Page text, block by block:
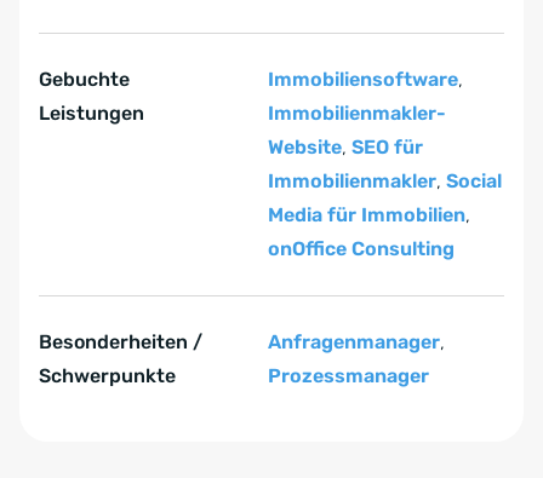
Gebuchte
Leistungen
Immobiliensoftware,
Immobilienmakler-
Website, SEO für
Immobilienmakler, Social
Media für Immobilien,
onOffice Consulting
Besonderheiten /
Schwerpunkte
Anfragenmanager,
Prozessmanager